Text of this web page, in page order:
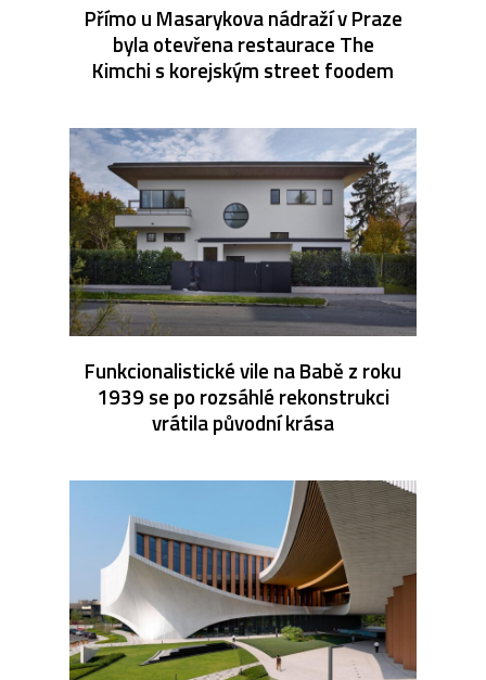
Přímo u Masarykova nádraží v Praze
byla otevřena restaurace The
Kimchi s korejským street foodem
Funkcionalistické vile na Babě z roku
1939 se po rozsáhlé rekonstrukci
vrátila původní krása